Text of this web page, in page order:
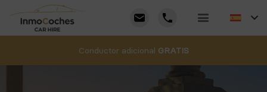
Conductor adicional GRATIS